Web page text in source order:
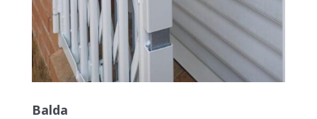
Balda